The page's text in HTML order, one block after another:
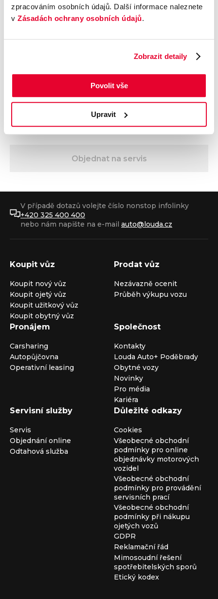
zpracováním osobních údajů. Další informace naleznete
v Zásadách ochrany osobních údajů.
Zobrazit detaily
Povolit vše
Upravit
Zákazník
Přečetl jsem a byl jsem poučen sobchodními
údajů (GDPR)
(např. speciálních nabídek o produktech a
službách) na můj e-mail
V případě dotazů volejte číslo nonstop infolinky
+420 325 400 400
nebo nám napište na e-mail auto@louda.cz
Koupit vůz
Koupit nový vůz
Koupit ojetý vůz
Koupit užitkový vůz
Koupit obytný vůz
Prodat vůz
Nezávazně ocenit
Průběh výkupu vozu
Pronájem
Carsharing
Autopůjčovna
Operativní leasing
Společnost
Kontakty
Louda Auto+ Poděbrady
Obytné vozy
Novinky
Pro média
Kariéra
Servisní služby
Servis
Objednání online
Odtahová služba
Důležité odkazy
Cookies
Všeobecné obchodní
podmínky pro online
objednávky motorových
vozidel
Všeobecné obchodní
podmínky pro provádění
servisních prací
Všeobecné obchodní
podmínky při nákupu
ojetých vozů
GDPR
Reklamační řád
Mimosoudní řešení
spotřebitelských sporů
Etický kodex